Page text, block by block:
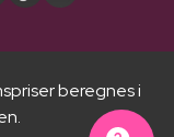
beregnes i